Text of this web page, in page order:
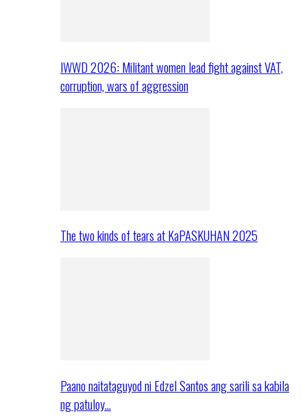
IWWD 2026: Militant women lead fight against VAT,
corruption, wars of aggression
The two kinds of tears at KaPASKUHAN 2025
Paano naitataguyod ni Edzel Santos ang sarili sa kabila
ng patuloy…